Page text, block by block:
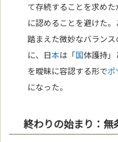
て存続することを求め
に認めることを避けた
踏まえた微妙なバラン
に、日本は「国体護持
を曖昧に容認する形で
になった。
終わりの始まり：無